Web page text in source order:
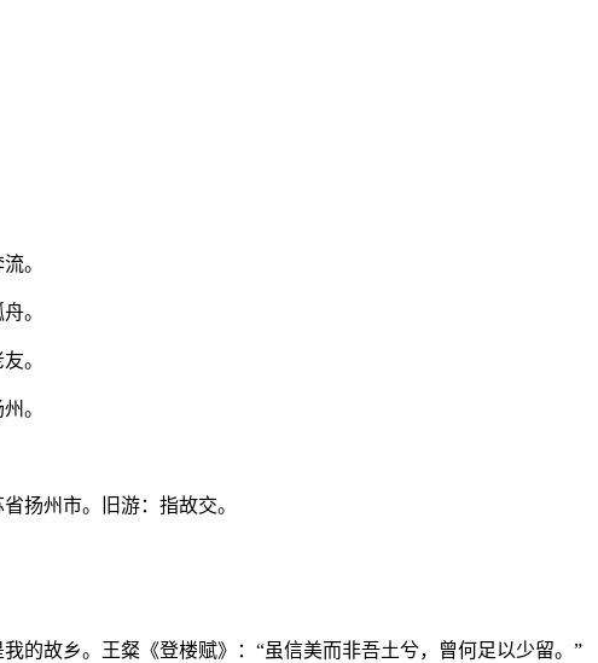
。
。
。
。
扬州市。旧游：指故交。
的故乡。王粲《登楼赋》：“虽信美而非吾土兮，曾何足以少留。”